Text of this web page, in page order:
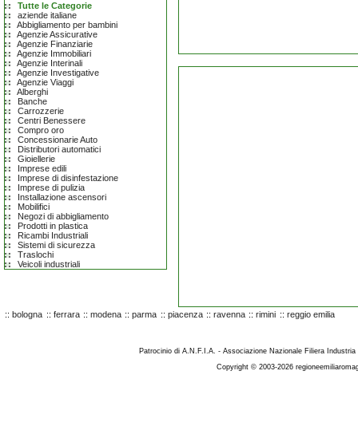
Tutte le Categorie
aziende italiane
Abbigliamento per bambini
Agenzie Assicurative
Agenzie Finanziarie
Agenzie Immobiliari
Agenzie Interinali
Agenzie Investigative
Agenzie Viaggi
Alberghi
Banche
Carrozzerie
Centri Benessere
Compro oro
Concessionarie Auto
Distributori automatici
Gioiellerie
Imprese edili
Imprese di disinfestazione
Imprese di pulizia
Installazione ascensori
Mobilifici
Negozi di abbigliamento
Prodotti in plastica
Ricambi Industriali
Sistemi di sicurezza
Traslochi
Veicoli industriali
:: bologna :: ferrara :: modena :: parma :: piacenza :: ravenna :: rimini :: reggio emilia
Patrocinio di A.N.F.I.A. - Associazione Nazionale Filiera
Copyright © 2003-2026